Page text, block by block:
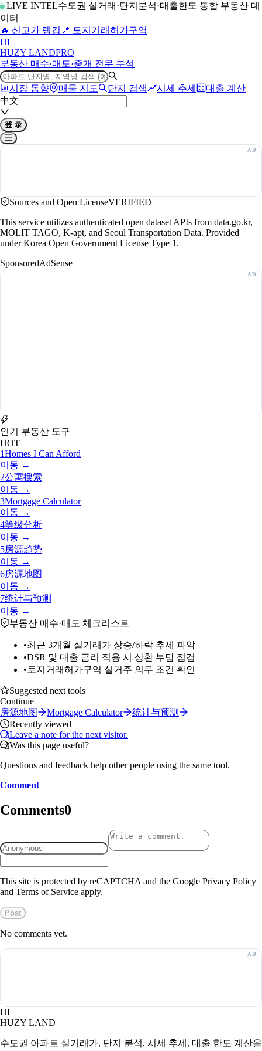
LIVE INTEL수도권 실거래·단지분석·대출한도 통합 부동산 데
이터
🔥 신고가 랭킹 📍 토지거래허가구역
HL
HUZY LANDPRO
부동산 매수·매도·중개 전문 분석
시장 동향 매물 지도 단지 검색 시세 추세
대출 계산
中文
登 录
Sources and Open LicenseVERIFIED
This service utilizes authenticated open dataset APIs from data.go.kr,
MOLIT TAGO, K-apt, and Seoul Transportation Data. Provided
under Korea Open Government License Type 1.
SponsoredAdSense
인기 부동산 도구
HOT
1Homes I Can Afford
이동 →
2公寓搜索
이동 →
3Mortgage Calculator
이동 →
4等级分析
이동 →
5房源趋势
이동 →
6房源地图
이동 →
7统计与预测
이동 →
부동산 매수·매도 체크리스트
•최근 3개월 실거래가 상승/하락 추세 파악
•DSR 및 대출 금리 적용 시 상환 부담 점검
• 토지거래허가구역 실거주 의무 조건 확인
Suggested next tools
Continue
房源地图
Mortgage Calculator
统计与预测
Recently viewed
Leave a note for the next visitor.
Was this page useful?
Questions and feedback help other people using the same tool.
Comment
Comments0
This site is protected by reCAPTCHA and the Google Privacy Policy
and Terms of Service apply.
Post
No comments yet.
HL
HUZY LAND
수도권 아파트 실거래가, 단지 분석, 시세 추세, 대출 한도 계산을